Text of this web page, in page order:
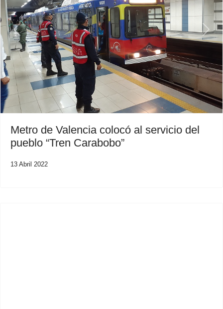
Previous Next
Metro de Valencia colocó al servicio del
pueblo “Tren Carabobo”
13 Abril 2022